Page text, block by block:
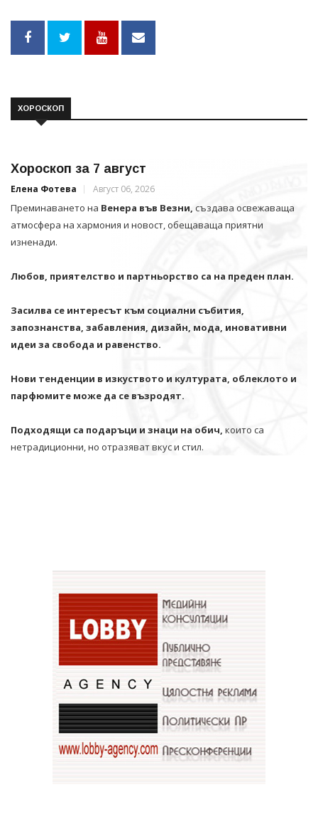
ХОРОСКОП
Хороскоп за 7 август
Елена Фотева Август 06, 2026
Преминаването на Венера във Везни, създава освежаваща
атмосфера на хармония и новост, обещаваща приятни
изненади.
Любов, приятелство и партньорство са на преден план.
Засилва се интересът към социални събития,
запознанства, забавления, дизайн, мода, иновативни
идеи за свобода и равенство.
Нови тенденции в изкуството и културата, облеклото и
парфюмите може да се възродят.
Подходящи са подаръци и знаци на обич, които са
нетрадиционни, но отразяват вкус и стил.